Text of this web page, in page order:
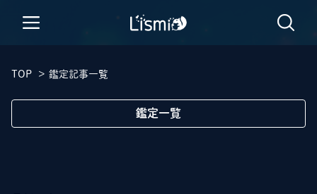
TOP > 鑑定記事一覧
鑑定一覧